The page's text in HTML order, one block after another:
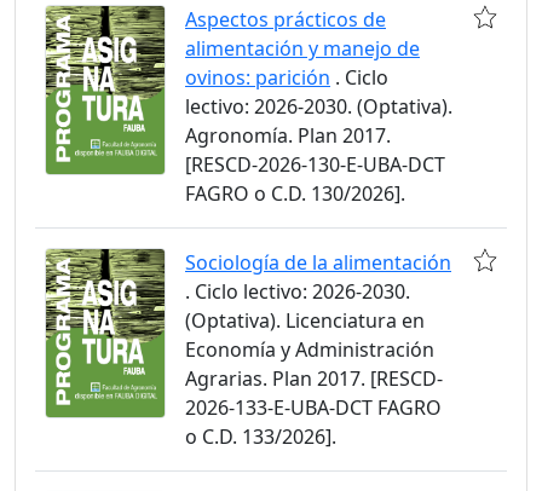
Aspectos prácticos de
alimentación y manejo de
ovinos: parición . Ciclo
lectivo: 2026-2030. (Optativa).
Agronomía. Plan 2017.
[RESCD-2026-130-E-UBA-DCT
FAGRO o C.D. 130/2026].
Sociología de la alimentación
. Ciclo lectivo: 2026-2030.
(Optativa). Licenciatura en
Economía y Administración
Agrarias. Plan 2017. [RESCD-
2026-133-E-UBA-DCT FAGRO
o C.D. 133/2026].